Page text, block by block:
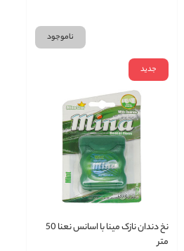
ناموجود
جدید
نخ دندان نازک مینا با اسانس نعنا 50
متر